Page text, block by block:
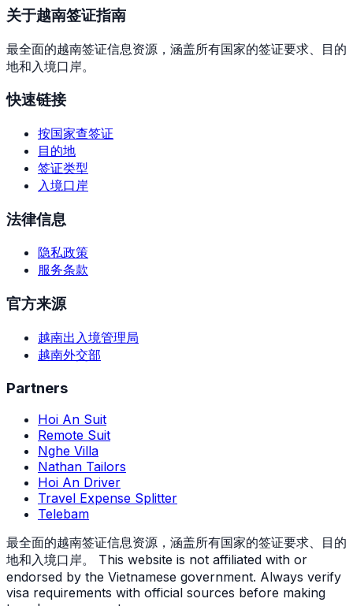
关于越南签证指南
最全面的越南签证信息资源，涵盖所有国家的签证要求、目的
地和入境口岸。
快速链接
按国家查签证
目的地
签证类型
入境口岸
法律信息
隐私政策
服务条款
官方来源
越南出入境管理局
越南外交部
Partners
Hoi An Suit
Remote Suit
Nghe Villa
Nathan Tailors
Hoi An Driver
Travel Expense Splitter
Telebam
最全面的越南签证信息资源，涵盖所有国家的签证要求、目的
地和入境口岸。
This website is not affiliated with or
endorsed by the Vietnamese government. Always verify
visa requirements with official sources before making